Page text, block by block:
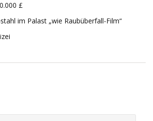
£
im Palast „wie Raubüberfall-Film“